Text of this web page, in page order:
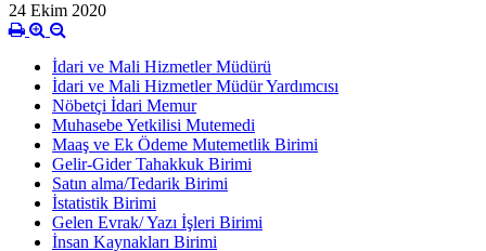
24 Ekim 2020
İdari ve Mali Hizmetler Müdürü
İdari ve Mali Hizmetler Müdür Yardımcısı
Nöbetçi İdari Memur
Muhasebe Yetkilisi Mutemedi
Maaş ve Ek Ödeme Mutemetlik Birimi
Gelir-Gider Tahakkuk Birimi
Satın alma/Tedarik Birimi
İstatistik Birimi
Gelen Evrak/ Yazı İşleri Birimi
İnsan Kaynakları Birimi